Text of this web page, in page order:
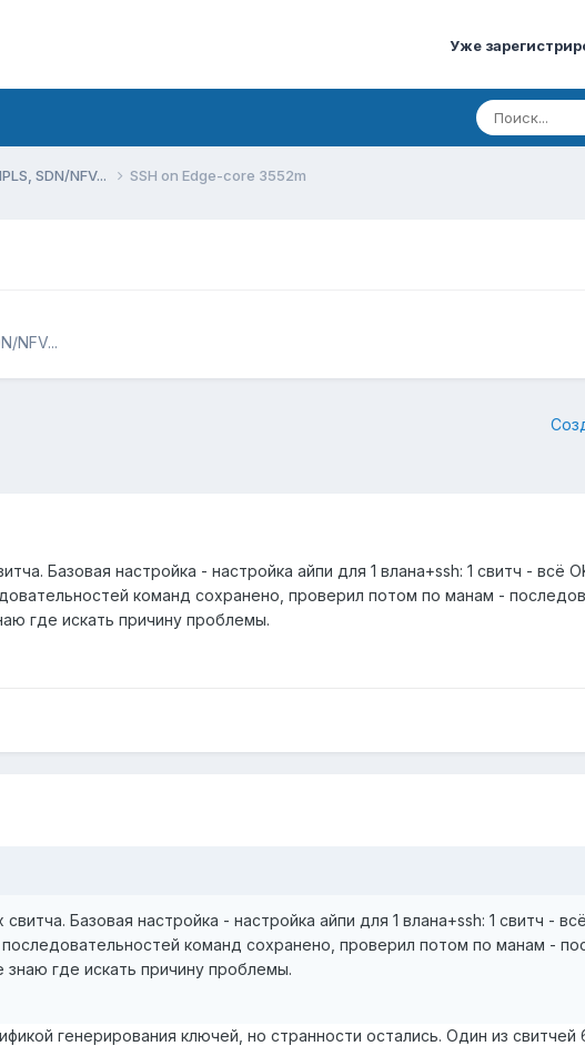
Уже
SDN/NFV... SSH on Edge-core 3552m
NFV...
Базовая настройка - настройка айпи для 1 влана+ssh: 1 свитч - всё
команд сохранено, проверил потом по манам -
где искать причину проблемы.
Базовая настройка - настройка айпи для 1 влана+ssh: 1 свитч -
команд сохранено, проверил потом по манам -
где искать причину проблемы.
генерирования ключей, но странности остались. Один из свитчей